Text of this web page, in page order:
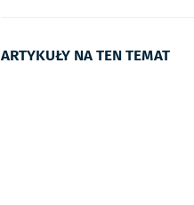
ARTYKUŁY NA TEN TEMAT